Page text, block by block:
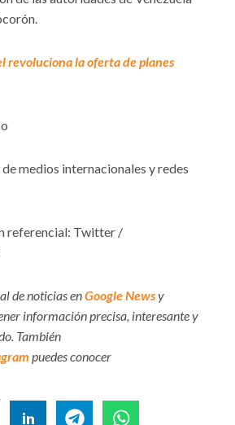
revoluciona la oferta de planes
medios internacionales y redes
referencial: Twitter /
de noticias enGoogle Newsy
información precisa, interesante y
También
puedes conocer